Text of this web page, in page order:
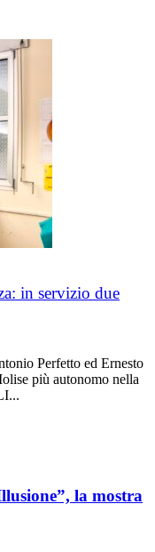
in servizio due
Perfetto ed Ernesto
più autonomo nella
la mostra